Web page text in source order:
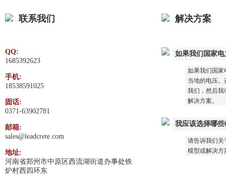
联系我们
QQ:
1685392623
手机:
18538591025
固话:
0371-63902781
邮箱:
sales@leadcrete.com
地址:
河南省郑州市中原区西流湖街道办事处铁
炉村西四环东
解决方案
如果我们国家
如果我们国家
当地的电压。
我们，然后我
解决方案。
我应该选择哪
请告诉我们关
模型或解决方